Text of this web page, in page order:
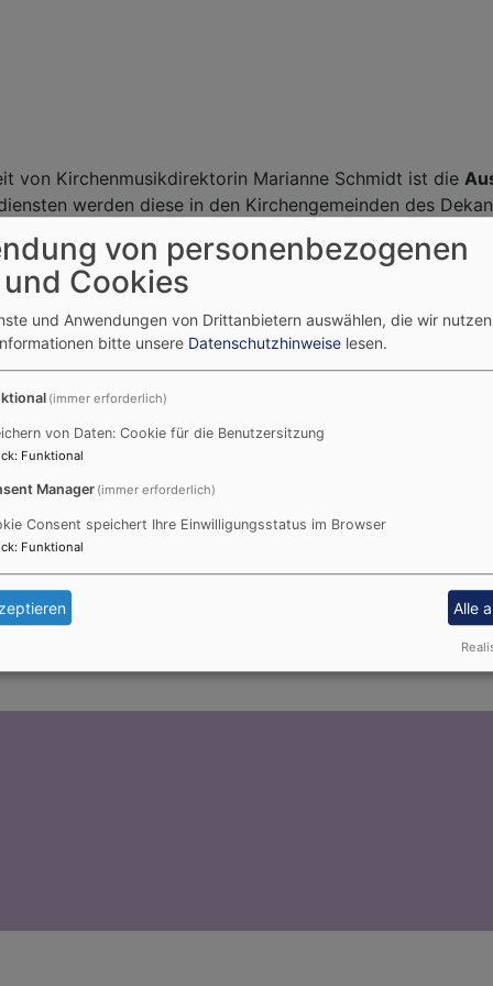
von Kirchenmusikdirektorin Marianne Schmidt ist die
werden diese in den Kirchengemeinden des
tägigen Turnusstatt. Eine Unterrichtsstunde
durch die Landeskirche lediglich 21,36 Euro. Die
Einersheim überwiesen.
es nicht. Voraussetzung sind jedochgrundlegende
vermeiden, findet der Unterricht derzeit in der Kirche
Orgelunterricht haben, erkundigen Sie sich bitte in Ihrem
Schmidt.
von personenbezogenen
Cookies
und Anwendungen von Drittanbietern auswählen, die wir
bitte unsere Datenschutzhinweise lesen.
(immer erforderlich)
von Daten: Cookie für die Benutzersitzung
: Funktional
Manager (immer erforderlich)
Consent speichert Ihre Einwilligungsstatus im Browser
: Funktional
Alle